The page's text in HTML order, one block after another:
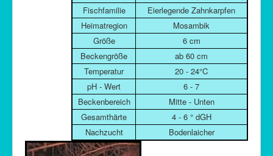
Fischfamilie
Eierlegende Zahnkarpfen
Heimatregion
Mosambik
Größe
6 cm
Beckengröße
ab 60 cm
Temperatur
20 - 24°C
pH - Wert
6 - 7
Beckenbereich
Mitte - Unten
Gesamthärte
4 - 6 ° dGH
Nachzucht
Bodenlaicher